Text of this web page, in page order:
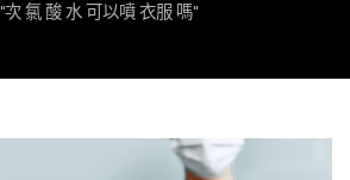
氯 酸 水 可以噴 衣服 嗎"